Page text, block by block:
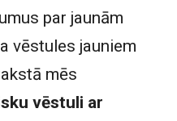
par jaunām
vēstules jauniem
mēs
vēstuli ar